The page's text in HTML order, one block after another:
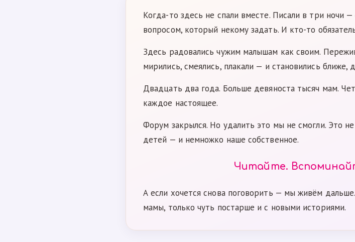
Когда-то здесь не спали вместе. Писали в три ночи
вопросом, который некому задать. И кто-то
Здесь радовались чужим малышам как своим.
мирились, смеялись, плакали — и становились ближе,
Двадцать два года. Больше девяноста тысяч мам.
каждое настоящее.
Форум закрылся. Но удалить это мы не смогли. Это
детей — и немножко наше собственное.
Читайте.
А если хочется снова поговорить — мы живём
мамы, только чуть постарше и с новыми историями.